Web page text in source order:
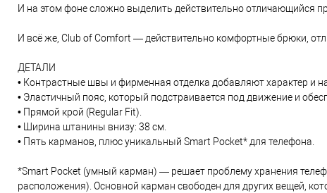
И на этом фоне сложно выделить действительно отличающийся
И всё же, Club of Comfort — действительно комфортные брюки,
ДЕТАЛИ
• Контрастные швы и фирменная отделка добавляют характер и
• Эластичный пояс, который подстраивается под движение и
• Прямой крой (Regular Fit).
• Ширина штанины внизу: 38 см.
• Пять карманов, плюс уникальный Smart Pocket* для телефона.
*Smart Pocket (умный карман) ― решает проблему хранения
расположения). Основной карман свободен для других вещей,